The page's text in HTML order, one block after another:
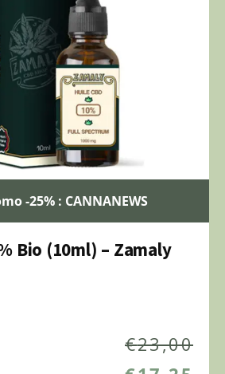
-25% : CANNANEWS
Bio (10ml) – Zamaly
€23,00